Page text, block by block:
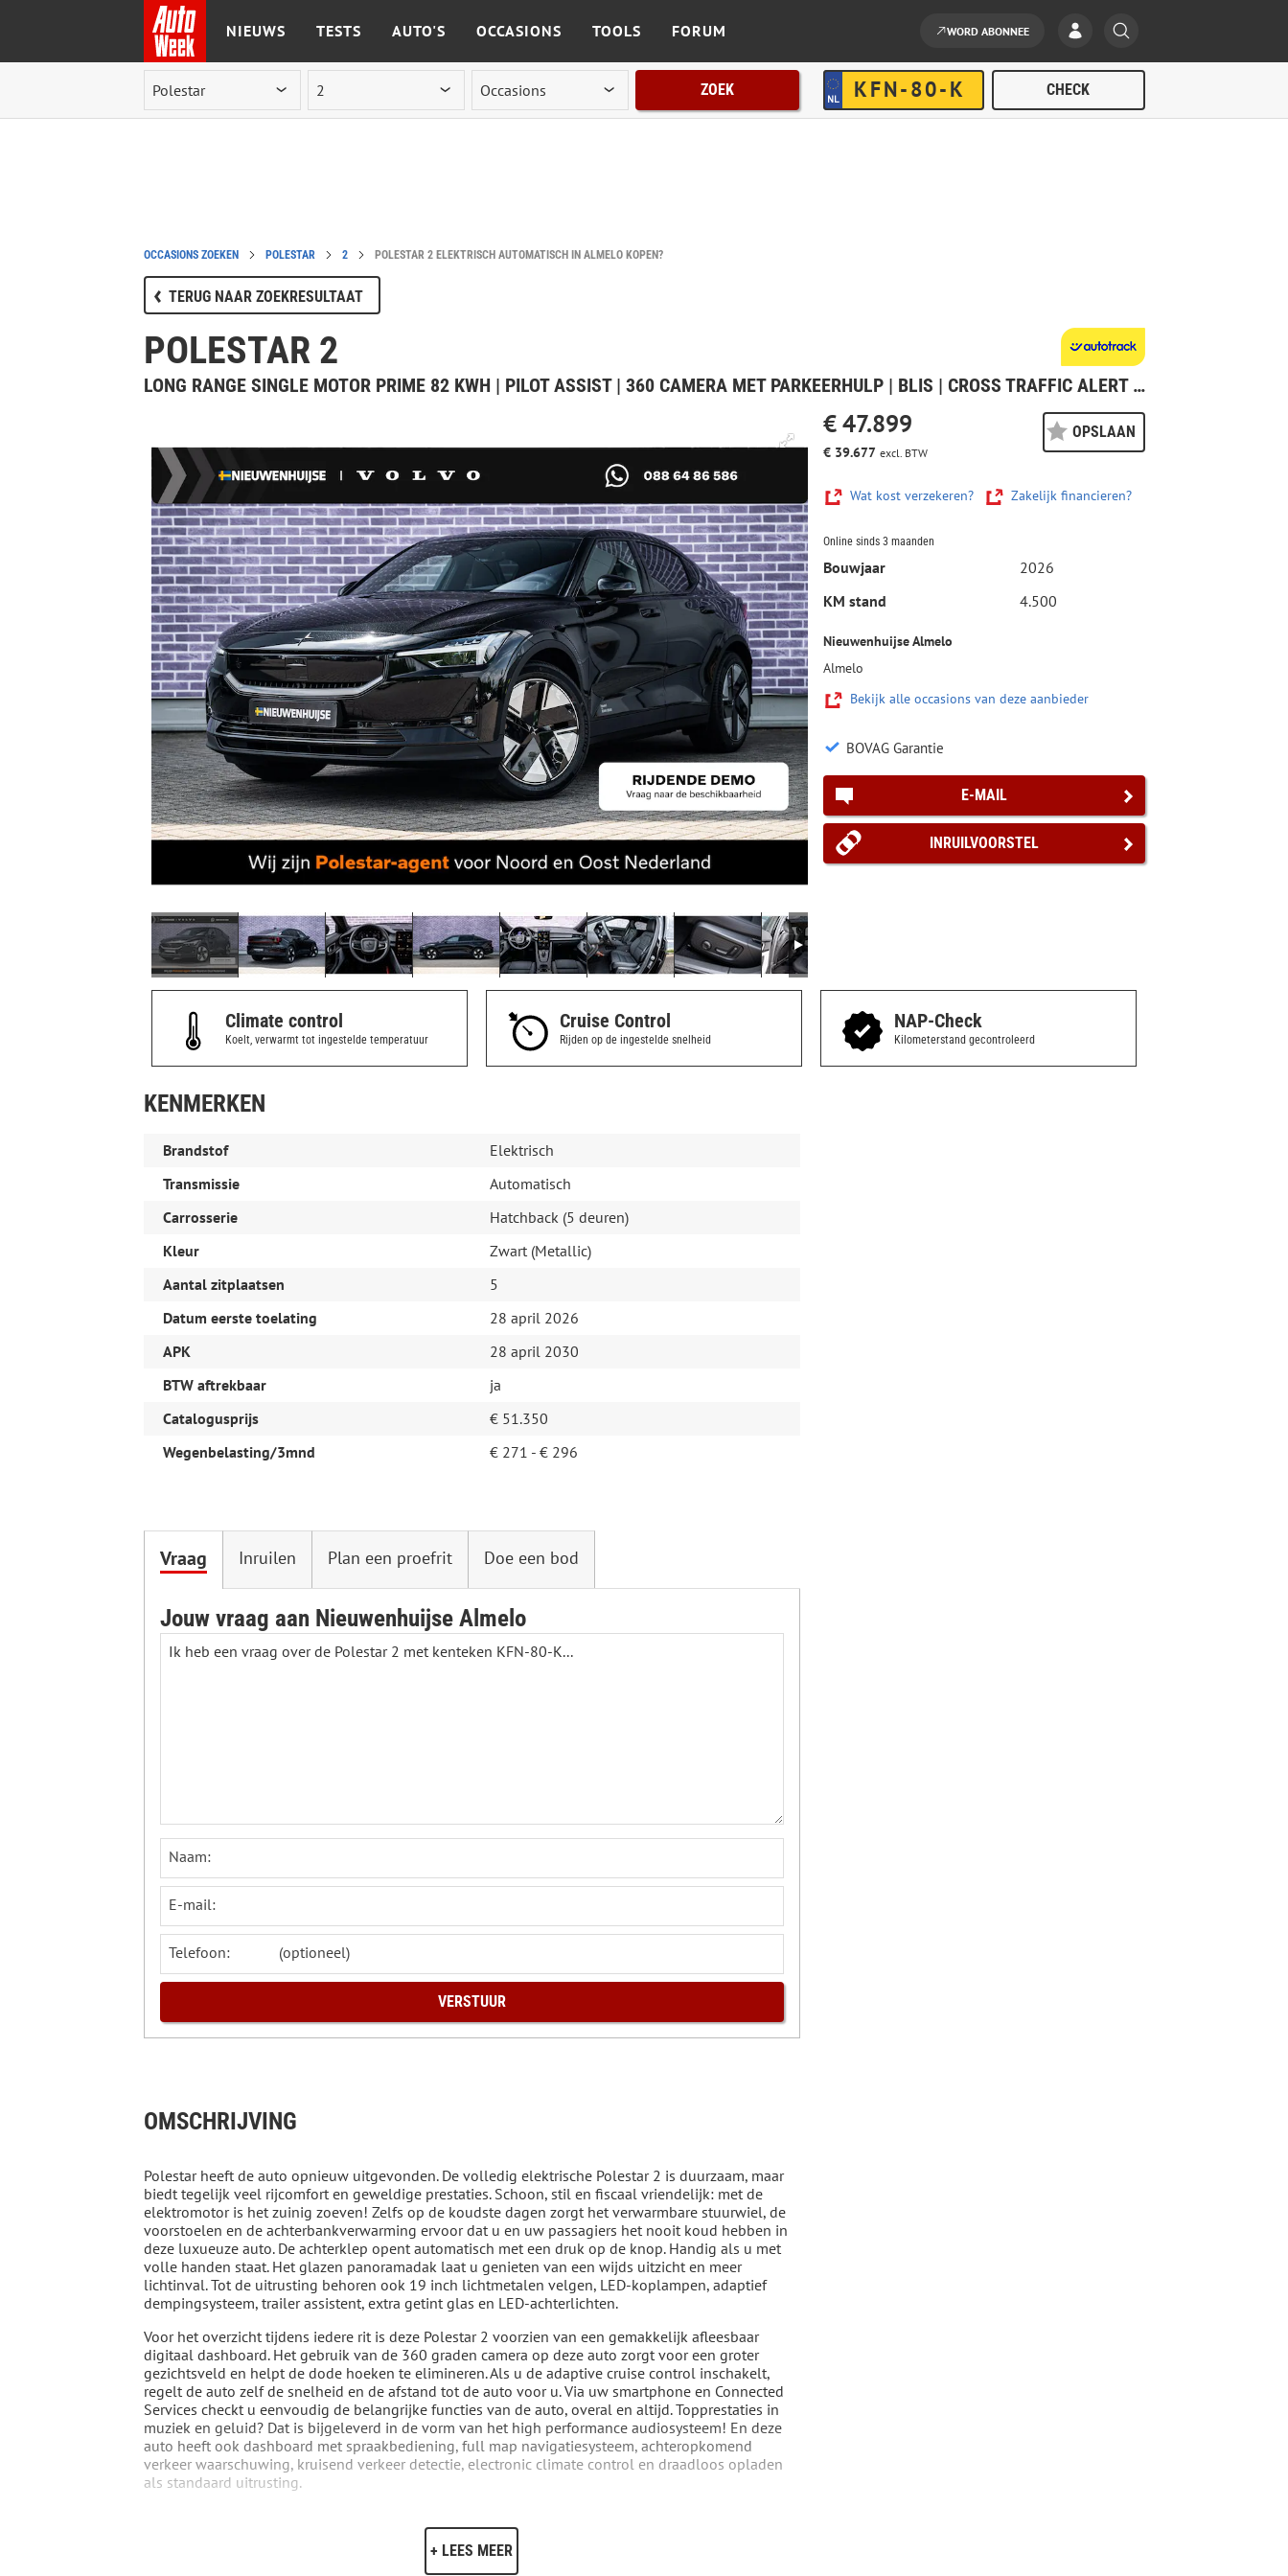
Ga naar de inhoud
NIEUWS TESTS AUTO'S OCCASIONS TOOLS FORUM WORD ABONNEE
ZOEK
OCCASIONS ZOEKEN POLESTAR 2 POLESTAR 2 ELEKTRISCH AUTOMATISCH IN ALMELO KOPEN?
TERUG NAAR ZOEKRESULTAAT
POLESTAR 2
LONG RANGE SINGLE MOTOR PRIME 82 KWH | PILOT ASSIST | 360 CAMERA MET PARKEERHULP | BLIS | CROSS TRAFFIC ALERT | REAR COLLISION WARNING | PANORAMADAK | HARMAN KARDON PREMIUM SOUND | VOLLEDIG VERSTELBARE VOORSTOELEN | POLESTAR DIGITAL KEY | LED MISTLAMPEN MET BOCHTVERLICHTING | ELEKTR. BEDIENBARE ACHTERKLEP MET VOETSENSOR | WARMTEPOMP | STOELVERWARMING ACHTERIN | VERWARMD STUURWIEL |
€ 47.899
€ 39.677 excl. BTW
OPSLAAN
Wat kost verzekeren? Zakelijk financieren?
Online sinds 3 maanden
Bouwjaar
2026
KM stand
4.500
Nieuwenhuijse Almelo
Almelo
Bekijk alle occasions van deze aanbieder
BOVAG Garantie
E-MAIL
INRUILVOORSTEL
Climate control
Koelt, verwarmt tot ingestelde temperatuur
Cruise Control
Rijden op de ingestelde snelheid
NAP-Check
Kilometerstand gecontroleerd
KENMERKEN
Brandstof
Elektrisch
Transmissie
Automatisch
Carrosserie
Hatchback (5 deuren)
Kleur
Zwart (Metallic)
Aantal zitplaatsen
5
Datum eerste toelating
28 april 2026
APK
28 april 2030
BTW aftrekbaar
ja
Catalogusprijs
€ 51.350
Wegenbelasting/3mnd
€ 271 - € 296
Vraag Inruilen Plan een proefrit Doe een bod
Jouw vraag aan Nieuwenhuijse Almelo
Naam:
E-mail:
Telefoon:
OMSCHRIJVING
Polestar heeft de auto opnieuw uitgevonden. De volledig elektrische Polestar 2 is duurzaam, maar
biedt tegelijk veel rijcomfort en geweldige prestaties. Schoon, stil en fiscaal vriendelijk: met de
elektromotor is het zuinig zoeven! Zelfs op de koudste dagen zorgt het verwarmbare stuurwiel, de
voorstoelen en de achterbankverwarming ervoor dat u en uw passagiers het nooit koud hebben in
deze luxueuze auto. De achterklep opent automatisch met een druk op de knop. Handig als u met
volle handen staat. Het glazen panoramadak laat u genieten van een wijds uitzicht en meer
lichtinval. Tot de uitrusting behoren ook 19 inch lichtmetalen velgen, LED-koplampen, adaptief
dempingsysteem, trailer assistent, extra getint glas en LED-achterlichten.
Voor het overzicht tijdens iedere rit is deze Polestar 2 voorzien van een gemakkelijk afleesbaar
digitaal dashboard. Het gebruik van de 360 graden camera op deze auto zorgt voor een groter
gezichtsveld en helpt de dode hoeken te elimineren. Als u de adaptive cruise control inschakelt,
regelt de auto zelf de snelheid en de afstand tot de auto voor u. Via uw smartphone en Connected
Services checkt u eenvoudig de belangrijke functies van de auto, overal en altijd. Topprestaties in
muziek en geluid? Dat is bijgeleverd in de vorm van het high performance audiosysteem! En deze
auto heeft ook dashboard met spraakbediening, full map navigatiesysteem, achteropkomend
verkeer waarschuwing, kruisend verkeer detectie, electronic climate control en draadloos opladen
als standaard uitrusting.
uw veiligheid en die van uw passagiers is de verkeersbord-detectie in deze auto. Ongemerkt buiten
de rijstrook raken? Nee hoor, het Lane-keeping systeem waarschuwt en corrigeert. Als een fiets of
ander voertuig zich in de dode hoek bevindt, waarschuwt het actieve dodehoekdetectie. Dit helpt
+ LEES MEER